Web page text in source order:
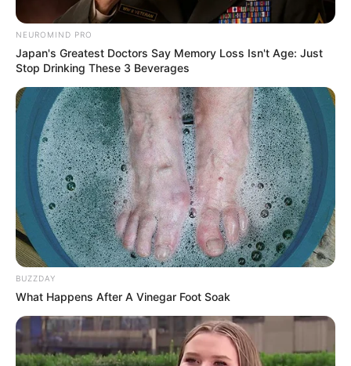
NEUROMIND PRO
Japan's Greatest Doctors Say Memory Loss Isn't Age: Just
Stop Drinking These 3 Beverages
BUZZDAY
What Happens After A Vinegar Foot Soak